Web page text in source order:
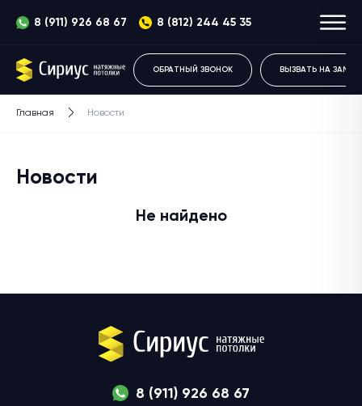
8 (911) 926 68 67 8 (812) 244 45 35
ОБРАТНЫЙ ЗВОНОК ВЫЗВАТЬ НА ЗАМЕР
Главная Новости
Новости
Не найдено
8 (911) 926 68 67